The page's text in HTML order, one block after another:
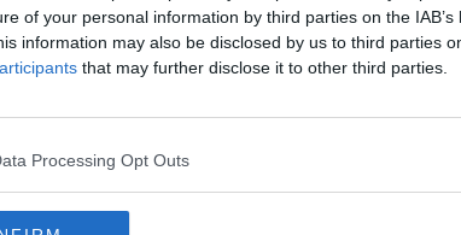
of your personal information by third parties on the IAB’s
information may also be disclosed by us to third parties
that may further disclose it to other third parties.
Processing Opt Outs
,la coesione socialee un veropiano per il rilancio
pericolosi e lontani dalla nostra realtà, stringendo legami
, le cui scelte – dai dazi alle politiche industriali
italiane e mettendo in crisi interi comparti produttivi. È il
salvata è un pezzo di futuro che resta nel Paese”